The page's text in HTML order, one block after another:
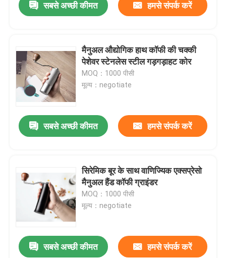
सबसे अच्छी कीमत हमसे संपर्क करें
मैनुअल औद्योगिक हाथ कॉफी की चक्की
पेशेवर स्टेनलेस स्टील गड़गड़ाहट कोर
MOQ：1000 पीसी
मूल्य：negotiate
सबसे अच्छी कीमत हमसे संपर्क करें
सिरेमिक बूर के साथ वाणिज्यिक एक्सप्रेसो
मैनुअल हैंड कॉफी ग्राइंडर
MOQ：1000 पीसी
मूल्य：negotiate
सबसे अच्छी कीमत हमसे संपर्क करें